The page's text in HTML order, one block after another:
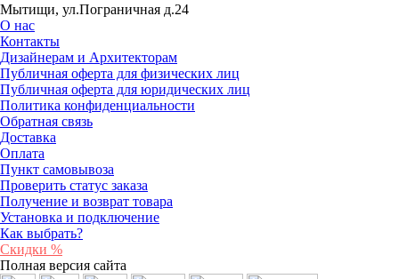
Мытищи, ул.Пограничная д.24
О нас
Контакты
Дизайнерам и Архитекторам
Публичная оферта для физических лиц
Публичная оферта для юридических лиц
Политика конфиденциальности
Обратная связь
Доставка
Оплата
Пункт самовывоза
Проверить статус заказа
Получение и возврат товара
Установка и подключение
Как выбрать?
Скидки %
Полная версия сайта